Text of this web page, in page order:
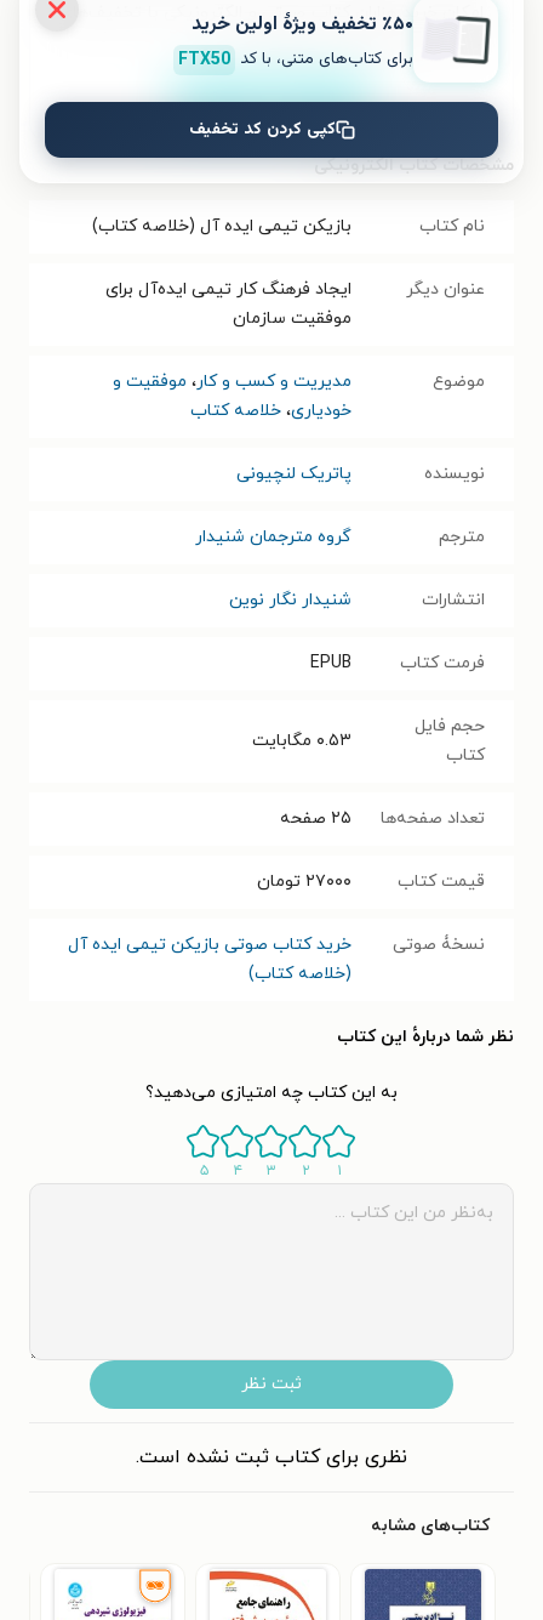
امکان خرید هزاران کتاب صوتی و الکترونیکی با تخفیف‌های
ویژه و بهترین قیمت هم فراهم است.
نصب
مشخصات کتاب الکترونیکی
نام کتاب بازیکن تیمی ایده آل (خلاصه کتاب)
عنوان دیگر
ایجاد فرهنگ کار تیمی ایده‌آل برای
موفقیت سازمان
موضوع مدیریت و کسب و کار، موفقیت و
خودیاری، خلاصه کتاب
نویسنده پاتریک لنچیونی
مترجم گروه مترجمان شنیدار
انتشارات شنیدار نگار نوین
فرمت کتاب EPUB
حجم فایل
کتاب
۰.۵۳ مگابایت
تعداد صفحه‌ها ۲۵ صفحه
قیمت کتاب ۲۷۰۰۰ تومان
نسخۀ صوتی
خرید کتاب صوتی بازیکن تیمی ایده آل
(خلاصه کتاب)
نظر شما دربارهٔ این کتاب
به این کتاب چه امتیازی می‌دهید؟
۱ ۲ ۳ ۴ ۵
ثبت نظر
نظری برای کتاب ثبت نشده است.
کتاب‌های مشابه
٪۵۰ تخفیف ویژۀ اولین خرید
برای کتاب‌های متنی، با کد FTX50
کپی کردن کد تخفیف